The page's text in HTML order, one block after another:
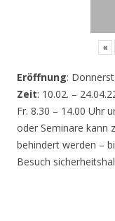
«
Eröffnung:
Zeit: 10.02. –
Fr. 8.30 – 14.00 Uhr
oder Seminare kann
behindert werden –
Besuch